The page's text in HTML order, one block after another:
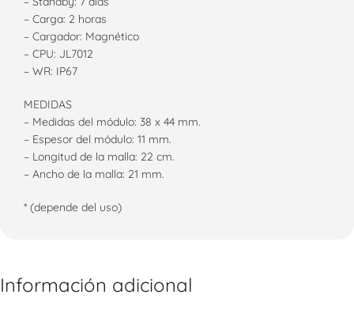
– Carga: 2 horas
– Cargador: Magnético
– CPU: JL7012
– WR: IP67
MEDIDAS
– Medidas del módulo: 38 x 44 mm.
– Espesor del módulo: 11 mm.
– Longitud de la malla: 22 cm.
– Ancho de la malla: 21 mm.
* (depende del uso)
Información adicional